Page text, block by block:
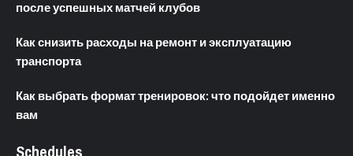
после успешных матчей клубов
Как снизить расходы на ремонт и эксплуатацию
транспорта
Как выбрать формат тренировок: что подойдет именно
вам